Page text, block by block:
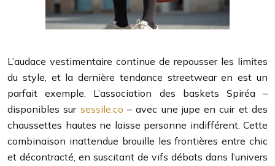
L’audace vestimentaire continue de repousser les limites
du style, et la dernière tendance streetwear en est un
parfait exemple. L’association des baskets Spiréa –
disponibles sur sessile.co – avec une jupe en cuir et des
chaussettes hautes ne laisse personne indifférent. Cette
combinaison inattendue brouille les frontières entre chic
et décontracté, en suscitant de vifs débats dans l’univers